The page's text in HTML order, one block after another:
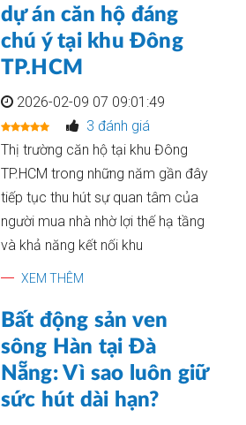
dự án căn hộ đáng
chú ý tại khu Đông
TP.HCM
2026-02-09 07 09:01:49
3 đánh giá
Thị trường căn hộ tại khu Đông
TP.HCM trong những năm gần đây
tiếp tục thu hút sự quan tâm của
người mua nhà nhờ lợi thế hạ tầng
và khả năng kết nối khu
XEM THÊM
Bất động sản ven
sông Hàn tại Đà
Nẵng: Vì sao luôn giữ
sức hút dài hạn?